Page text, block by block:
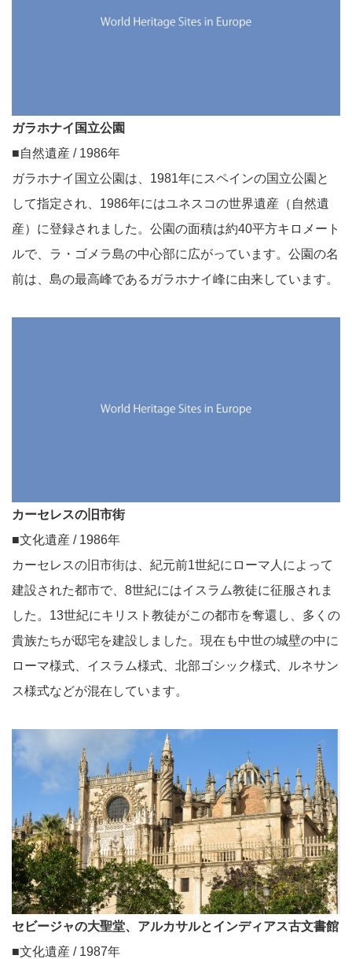
ガラホナイ国立公園
■自然遺産 / 1986年
ガラホナイ国立公園は、1981年にスペインの国立公園と
して指定され、1986年にはユネスコの世界遺産（自然遺
産）に登録されました。公園の面積は約40平方キロメート
ルで、ラ・ゴメラ島の中心部に広がっています。公園の名
前は、島の最高峰であるガラホナイ峰に由来しています。
カーセレスの旧市街
■文化遺産 / 1986年
カーセレスの旧市街は、紀元前1世紀にローマ人によって
建設された都市で、8世紀にはイスラム教徒に征服されま
した。13世紀にキリスト教徒がこの都市を奪還し、多くの
貴族たちが邸宅を建設しました。現在も中世の城壁の中に
ローマ様式、イスラム様式、北部ゴシック様式、ルネサン
ス様式などが混在しています。
セビージャの大聖堂、アルカサルとインディアス古文書館
■文化遺産 / 1987年